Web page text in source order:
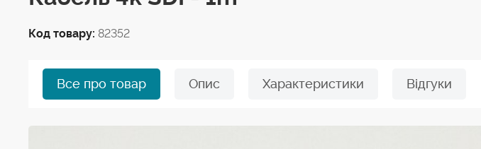
Код товару: 82352
Все про товар Опис Характеристики Відгуки